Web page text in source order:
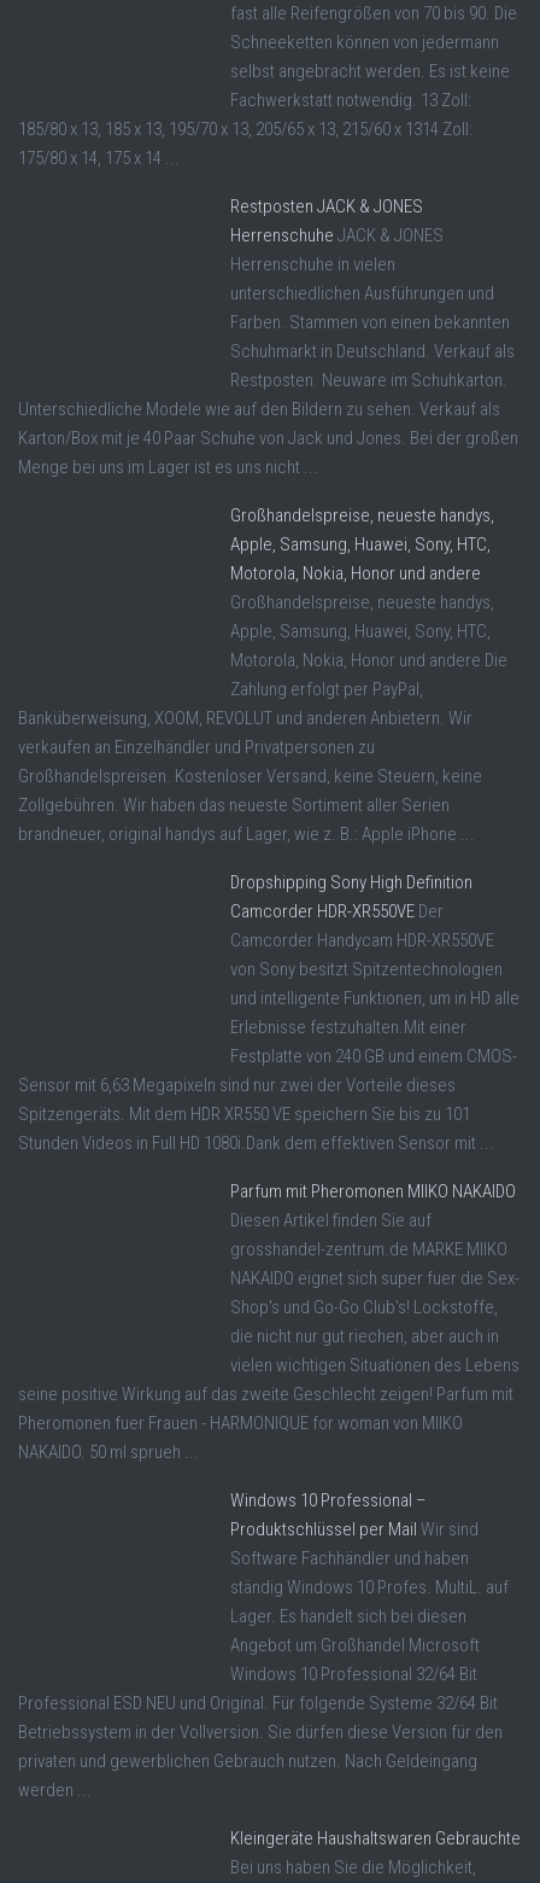
fast alle Reifengrößen von 70 bis 90. Die
Schneeketten können von jedermann
selbst angebracht werden. Es ist keine
Fachwerkstatt notwendig. 13 Zoll:
185/80 x 13, 185 x 13, 195/70 x 13, 205/65 x 13, 215/60 x 1314 Zoll:
175/80 x 14, 175 x 14 ...
Restposten JACK & JONES
Herrenschuhe JACK & JONES
Herrenschuhe in vielen
unterschiedlichen Ausführungen und
Farben. Stammen von einen bekannten
Schuhmarkt in Deutschland. Verkauf als
Restposten. Neuware im Schuhkarton.
Unterschiedliche Modele wie auf den Bildern zu sehen. Verkauf als
Karton/Box mit je 40 Paar Schuhe von Jack und Jones. Bei der großen
Menge bei uns im Lager ist es uns nicht ...
Großhandelspreise, neueste handys,
Apple, Samsung, Huawei, Sony, HTC,
Motorola, Nokia, Honor und andere
Großhandelspreise, neueste handys,
Apple, Samsung, Huawei, Sony, HTC,
Motorola, Nokia, Honor und andere Die
Zahlung erfolgt per PayPal,
Banküberweisung, XOOM, REVOLUT und anderen Anbietern. Wir
verkaufen an Einzelhändler und Privatpersonen zu
Großhandelspreisen. Kostenloser Versand, keine Steuern, keine
Zollgebühren. Wir haben das neueste Sortiment aller Serien
brandneuer, original handys auf Lager, wie z. B.: Apple iPhone ...
Dropshipping Sony High Definition
Camcorder HDR-XR550VE Der
Camcorder Handycam HDR-XR550VE
von Sony besitzt Spitzentechnologien
und intelligente Funktionen, um in HD alle
Erlebnisse festzuhalten.Mit einer
Festplatte von 240 GB und einem CMOS-
Sensor mit 6,63 Megapixeln sind nur zwei der Vorteile dieses
Spitzengeräts. Mit dem HDR XR550 VE speichern Sie bis zu 101
Stunden Videos in Full HD 1080i.Dank dem effektiven Sensor mit ...
Parfum mit Pheromonen MIIKO NAKAIDO
Diesen Artikel finden Sie auf
grosshandel-zentrum.de MARKE MIIKO
NAKAIDO eignet sich super fuer die Sex-
Shop's und Go-Go Club's! Lockstoffe,
die nicht nur gut riechen, aber auch in
vielen wichtigen Situationen des Lebens
seine positive Wirkung auf das zweite Geschlecht zeigen! Parfum mit
Pheromonen fuer Frauen - HARMONIQUE for woman von MIIKO
NAKAIDO. 50 ml sprueh ...
Windows 10 Professional –
Produktschlüssel per Mail Wir sind
Software Fachhändler und haben
ständig Windows 10 Profes. MultiL. auf
Lager. Es handelt sich bei diesen
Angebot um Großhandel Microsoft
Windows 10 Professional 32/64 Bit
Professional ESD NEU und Original. Für folgende Systeme 32/64 Bit
Betriebssystem in der Vollversion. Sie dürfen diese Version für den
privaten und gewerblichen Gebrauch nutzen. Nach Geldeingang
werden ...
Kleingeräte Haushaltswaren Gebrauchte
Bei uns haben Sie die Möglichkeit,